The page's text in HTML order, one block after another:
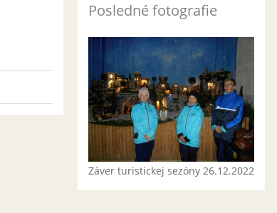
Posledné fotografie
Záver turistickej sezóny 26.12.2022